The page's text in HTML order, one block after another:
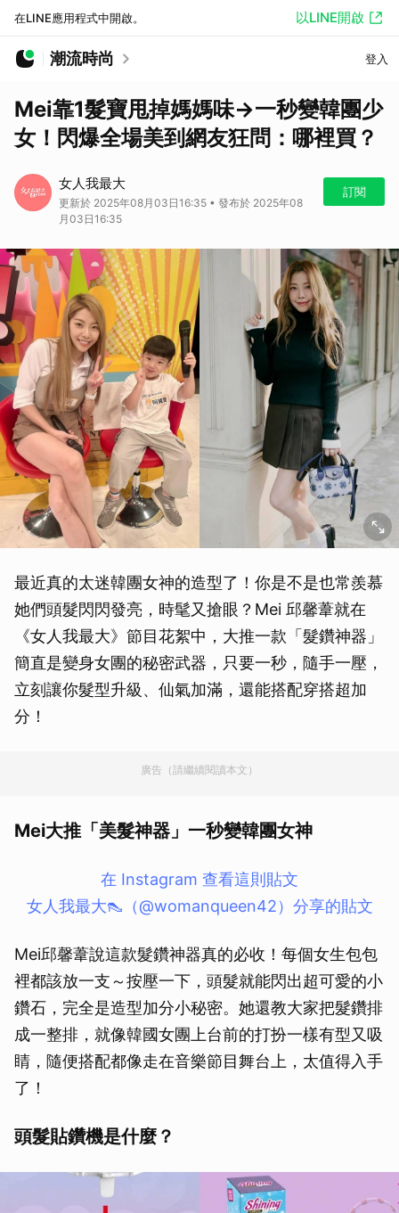
在LINE應用程式中開啟。 以LINE開啟
潮流時尚 登入
Mei靠1髮寶甩掉媽媽味→一秒變韓團少
女！閃爆全場美到網友狂問：哪裡買？
女人我最大
更新於 2025年08月03日16:35 • 發布於 2025年08
月03日16:35
訂閱
最近真的太迷韓團女神的造型了！你是不是也常羨慕
她們頭髮閃閃發亮，時髦又搶眼？Mei 邱馨葦就在
《女人我最大》節目花絮中，大推一款「髮鑽神器」
簡直是變身女團的秘密武器，只要一秒，隨手一壓，
立刻讓你髮型升級、仙氣加滿，還能搭配穿搭超加
分！
廣告（請繼續閱讀本文）
Mei大推「美髮神器」一秒變韓團女神
在 Instagram 查看這則貼文
女人我最大👠（@womanqueen42）分享的貼文
Mei邱馨葦說這款髮鑽神器真的必收！每個女生包包
裡都該放一支～按壓一下，頭髮就能閃出超可愛的小
鑽石，完全是造型加分小秘密。她還教大家把髮鑽排
成一整排，就像韓國女團上台前的打扮一樣有型又吸
睛，隨便搭配都像走在音樂節目舞台上，太值得入手
了！
頭髮貼鑽機是什麼？